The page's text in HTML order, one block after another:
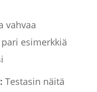
vahvaa
esimerkkiä
Testasin näitä